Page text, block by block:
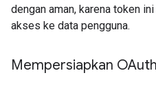
dengan aman, karena token
akses ke data pengguna.
Mempersiapkan OAuth